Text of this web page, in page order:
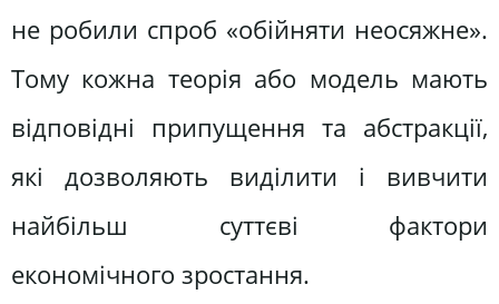
не робили спроб «обійняти неосяжне».
Тому кожна теорія або модель мають
відповідні припущення та абстракції,
які дозволяють виділити і вивчити
найбільш суттєві фактори
економічного зростання.